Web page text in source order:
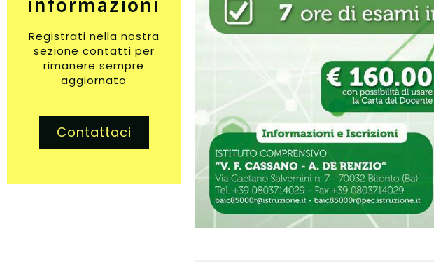
Registrati nella nostra
sezione contatti per
rimanere sempre
aggiornato
Contattaci